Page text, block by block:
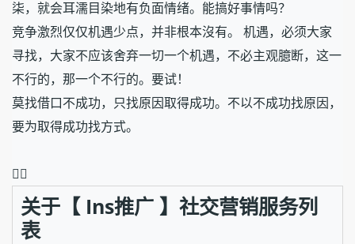
柒，就会耳濡目染地有负面情绪。能搞好事情吗？
竞争激烈仅仅机遇少点，并非根本沒有。 机遇，必须大家
寻找，大家不应该舍弃一切一个机遇，不必主观臆断，这一
不行的，那一个不行的。要试！
莫找借口不成功，只找原因取得成功。不以不成功找原因，
要为取得成功找方式。
❤️‍🔥
关于【 Ins推广 】社交营销服务列
表